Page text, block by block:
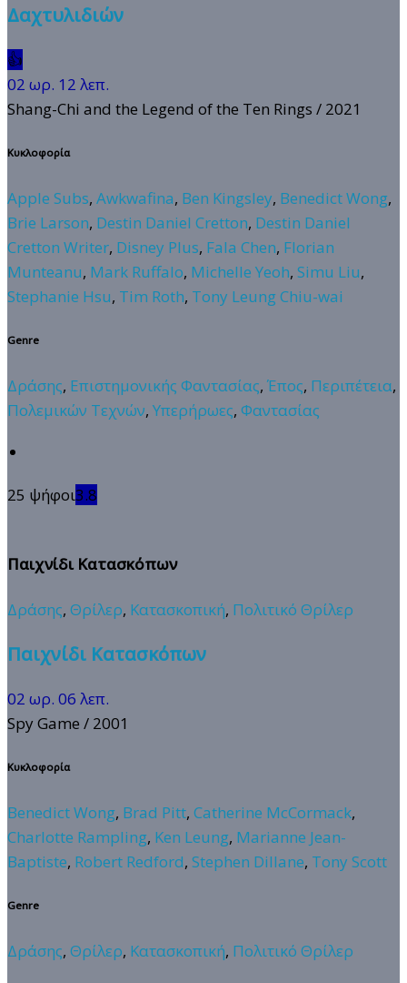
Δαχτυλιδιών
👍
02 ωρ. 12 λεπ.
Shang-Chi and the Legend of the Ten Rings / 2021
Κυκλοφορία
Apple Subs, Awkwafina, Ben Kingsley, Benedict Wong,
Brie Larson, Destin Daniel Cretton, Destin Daniel
Cretton Writer, Disney Plus, Fala Chen, Florian
Munteanu, Mark Ruffalo, Michelle Yeoh, Simu Liu,
Stephanie Hsu, Tim Roth, Tony Leung Chiu-wai
Genre
Δράσης, Επιστημονικής Φαντασίας, Έπος, Περιπέτεια,
Πολεμικών Τεχνών, Υπερήρωες, Φαντασίας
25 ψήφοι3.8
Παιχνίδι Κατασκόπων
Δράσης, Θρίλερ, Κατασκοπική, Πολιτικό Θρίλερ
Παιχνίδι Κατασκόπων
02 ωρ. 06 λεπ.
Spy Game / 2001
Κυκλοφορία
Benedict Wong, Brad Pitt, Catherine McCormack,
Charlotte Rampling, Ken Leung, Marianne Jean-
Baptiste, Robert Redford, Stephen Dillane, Tony Scott
Genre
Δράσης, Θρίλερ, Κατασκοπική, Πολιτικό Θρίλερ